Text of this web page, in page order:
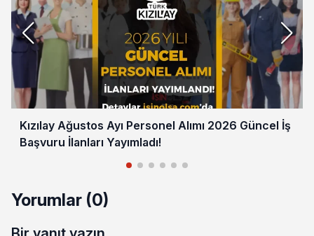
Kızılay Ağustos Ayı Personel Alımı 2026 Güncel İş
Başvuru İlanları Yayımladı!
Yorumlar (0)